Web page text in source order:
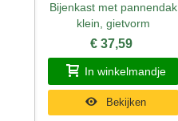
Snel bekijken
Bijenkast met pannendak
klein, gietvorm
€ 37,59
In winkelmandje
Bekijken